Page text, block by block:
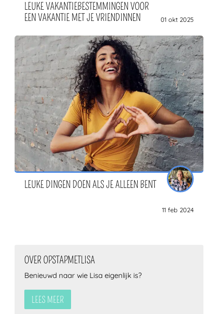
LEUKE VAKANTIEBESTEMMINGEN VOOR
EEN VAKANTIE MET JE VRIENDINNEN
01 okt 2025
LEUKE DINGEN DOEN ALS JE ALLEEN BENT
11 feb 2024
OVER OPSTAPMETLISA
Benieuwd naar wie Lisa eigenlijk is?
LEES MEER